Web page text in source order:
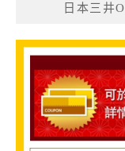
日本三井